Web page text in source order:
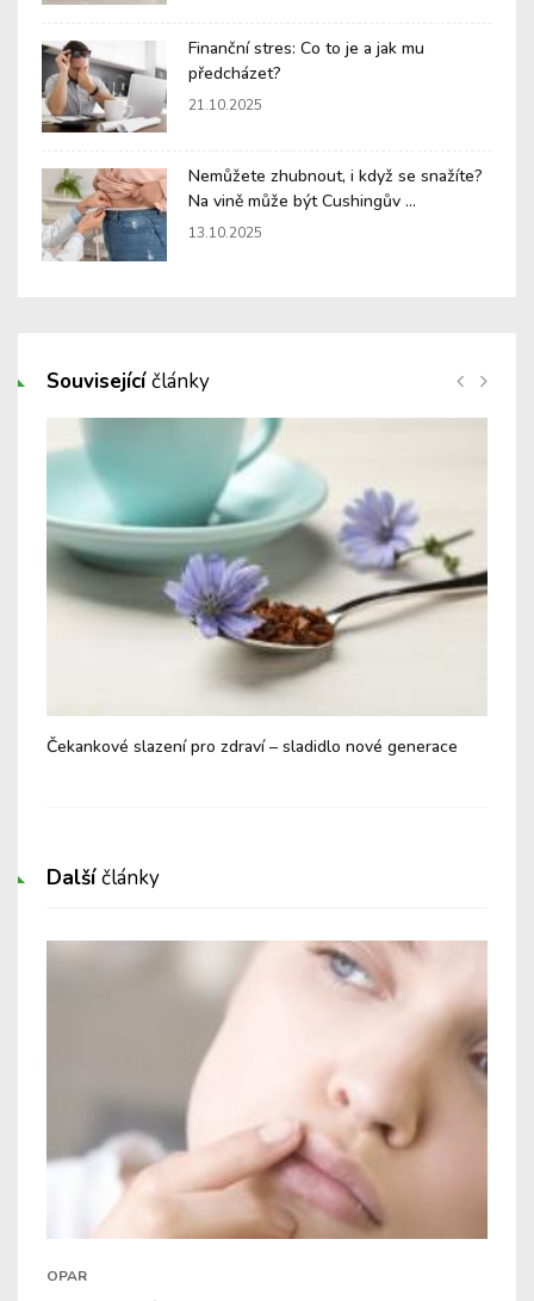
Finanční stres: Co to je a jak mu
předcházet?
21.10.2025
Nemůžete zhubnout, i když se snažíte?
Na vině může být Cushingův ...
13.10.2025
Souvisejícíčlánky
Čekankové slazení pro zdraví – sladidlo nové generace
Dalšíčlánky
OPAR